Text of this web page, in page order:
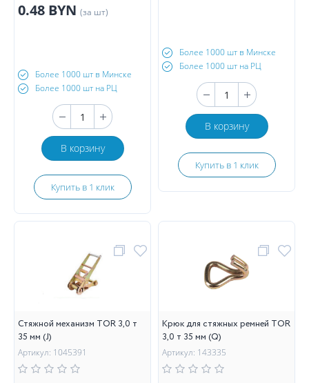
0.48 BYN (за шт)
Более 1000 шт в Минске
Более 1000 шт на РЦ
В корзину
Купить в 1 клик
Более 1000 шт в Минске
Более 1000 шт на РЦ
В корзину
Купить в 1 клик
Стяжной механизм TOR 3,0 т
35 мм (J)
Артикул: 1045391
Крюк для стяжных ремней TOR
3,0 т 35 мм (Q)
Артикул: 143335